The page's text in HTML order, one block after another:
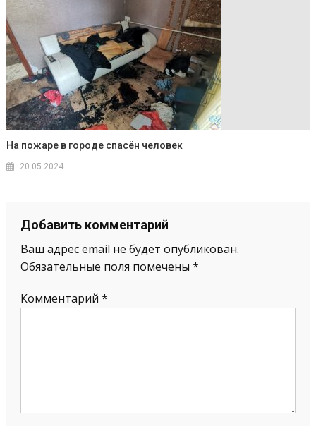
На пожаре в городе спасён человек
20.05.2024
Добавить комментарий
Ваш адрес email не будет опубликован.
Обязательные поля помечены *
Комментарий *